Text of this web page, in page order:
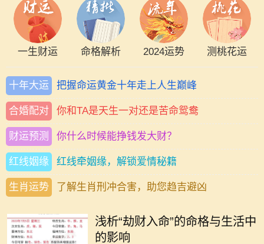
一生财运 命格解析 2024运势 测桃花运
十年大运 把握命运黄金十年走上人生巅峰
合婚配对 你和TA是天生一对还是苦命鸳鸯
财运预测 你什么时候能挣钱发大财？
红线姻缘 红线牵姻缘，解锁爱情秘籍
生肖运势 了解生肖刑冲合害，助您趋吉避凶
浅析“劫财入命”的命格与生活中
的影响
在命理学中，劫财是一种不容忽视的
命格，还暗示着个人在财富和人际关
系方面的特征。特别是对于女性而